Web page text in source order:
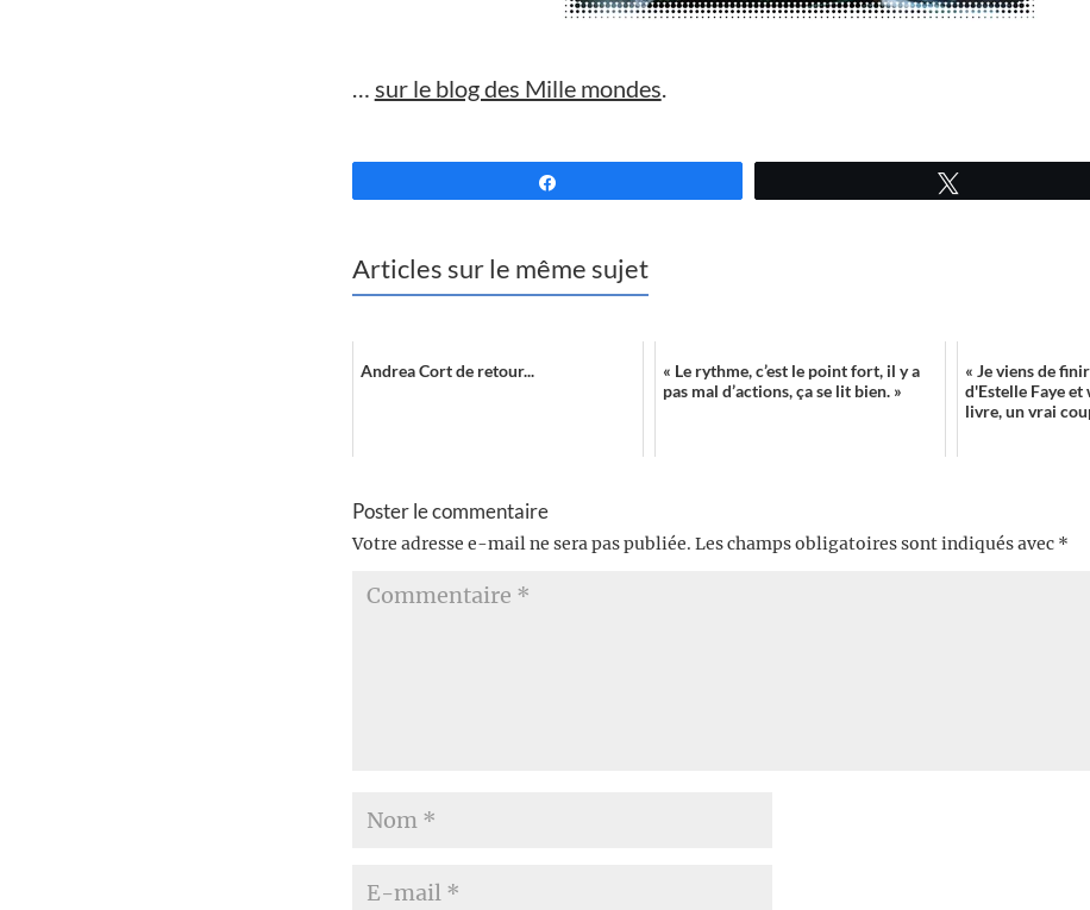
… sur le blog des Mille mondes.
Articles sur le même sujet
Andrea Cort de retour...
« Le rythme, c’est le point fort, il y a
pas mal d’actions, ça se lit bien. »
« Je viens de
d'Estelle Faye et
livre, un vrai
Poster le commentaire
Votre adresse e-mail ne sera pas publiée. Les champs obligatoires sont indiqués avec *